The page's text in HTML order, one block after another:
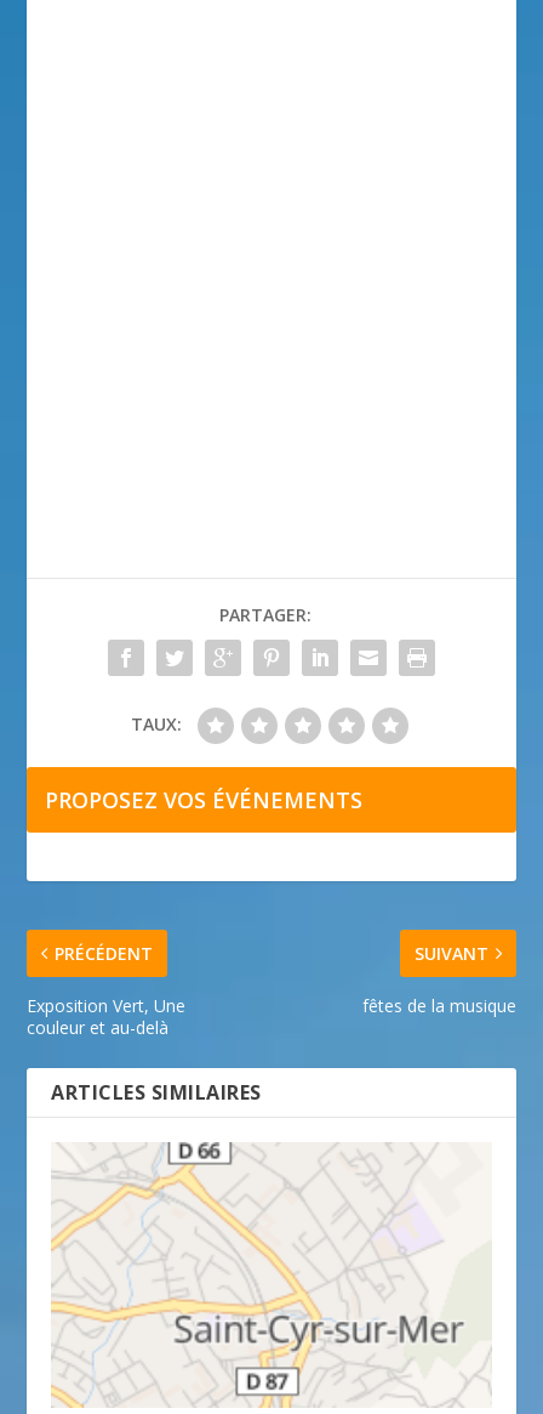
PARTAGER:
TAUX:
PROPOSEZ VOS ÉVÉNEMENTS
PRÉCÉDENT
Exposition Vert, Une
couleur et au-delà
SUIVANT
fêtes de la musique
ARTICLES SIMILAIRES